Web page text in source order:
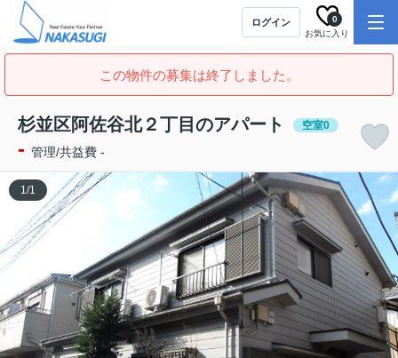
ログイン
お気に入り
0
この物件の募集は終了しました。
杉並区阿佐谷北２丁目のアパート 空室0
- 管理/共益費 -
1/1